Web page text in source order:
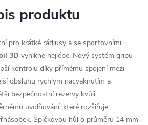
produktu
pro krátké rádiusy a se sportovními
3D vynikne nejlépe. Nový systém gripu
kontrolu díky přímému spojení mezi
obsluhu rychlým nacvaknutím a
bezpečnostní rezervy kvůli
uvolňování, které rozšiřuje
Špičkovou hůl o průměru 14 mm